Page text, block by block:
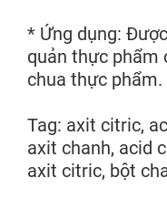
* Ứng dụng:
quản thực phẩm
chua thực phẩm.
Tag: axit citric,
axit chanh, acid
axit citric, bột